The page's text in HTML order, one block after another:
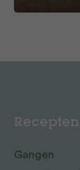
Recepten
Gangen